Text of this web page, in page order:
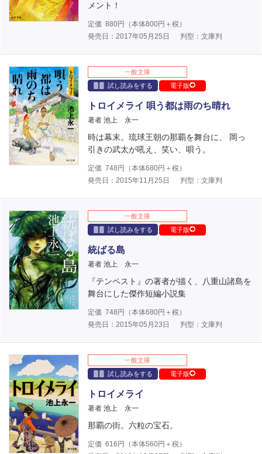
メント！
定価 880円（本体800円＋税）
発売日：2017年05月25日
判型：文庫判
一般文庫
試し読みをする
電子版
トロイメライ 唄う都は雨のち晴れ
著者 池上 永一
時は幕末。琉球王朝の那覇を舞台に、 岡っ
引きの武太が吼え、笑い、唄う。
定価 748 円（本体680円＋税）
発売日：2015年11月25日
判型：文庫判
一般文庫
試し読みをする
電子版
統ばる島
著者 池上 永一
『テンペスト』の著者が描く、八重山諸島を
舞台にした傑作短編小説集
定価 748 円（本体680円＋税）
発売日：2015年05月23日
判型：文庫判
一般文庫
試し読みをする
電子版
トロイメライ
著者 池上 永一
那覇の街。六粒の宝石。
定価 616 円（本体560円＋税）